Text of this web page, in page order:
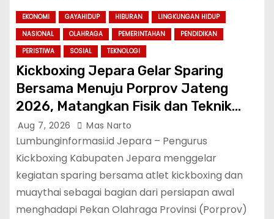
EKONOMI GAYAHIDUP HIBURAN
LINGKUNGAN HIDUP
NASIONAL
OLAHRAGA PEMERINTAHAN
PENDIDIKAN
PERISTIWA
SOSIAL TEKNOLOGI
Kickboxing Jepara Gelar Sparing
Bersama Menuju Porprov Jateng
2026, Matangkan Fisik dan Teknik
Atlet
Aug 7, 2026 Mas Narto
Lumbunginformasi.id Jepara – Pengurus
Kickboxing Kabupaten Jepara menggelar
kegiatan sparing bersama atlet kickboxing dan
muaythai sebagai bagian dari persiapan awal
menghadapi Pekan Olahraga Provinsi (Porprov)